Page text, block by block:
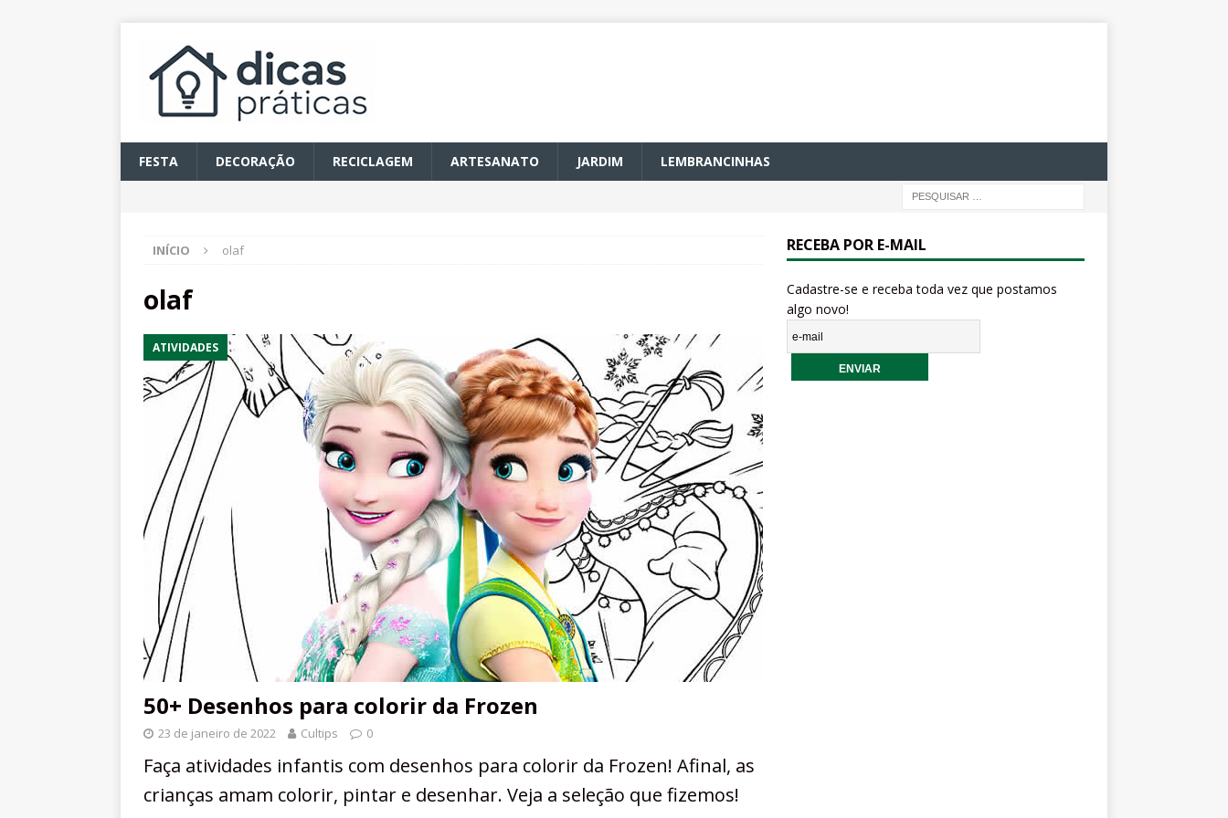
FESTA DECORAÇÃO RECICLAGEM ARTESANATO JARDIM LEMBRANCINHAS
INÍCIO olaf
olaf
ATIVIDADES
50+ Desenhos para colorir da Frozen
23 de janeiro de 2022 Cultips 0
Faça atividades infantis com desenhos para colorir da Frozen! Afinal, as
crianças amam colorir, pintar e desenhar. Veja a seleção que fizemos!
RECEBA POR E-MAIL
Cadastre-se e receba toda vez que postamos
algo novo!